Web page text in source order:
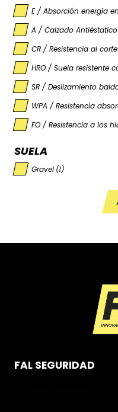
E / Absorción energía
A / Calzado Antiéstatico
CR / Resistencia al corte
HRO / Suela resistente
SR / Deslizamiento
WPA / Resistencia
FO / Resistencia a los
SUELA
Gravel (1)
FAL SEGURIDAD